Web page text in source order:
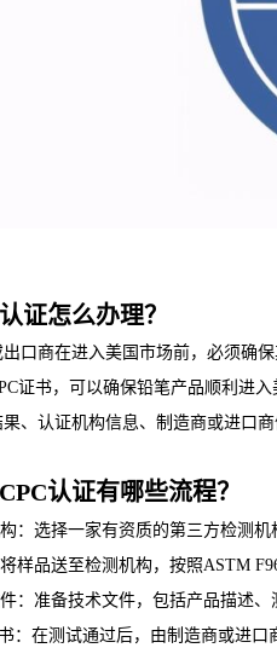
证怎么办理？
口商在进入美国市场前，必须确
证书，可以确保铅笔产品顺利进
、认证机构信息、制造商或进口商
认证有哪些流程？
：选择一家有资质的第三方检测机
样品送至检测机构，按照ASTM
：准备技术文件，包括产品描述、
：在测试通过后，由制造商或进口